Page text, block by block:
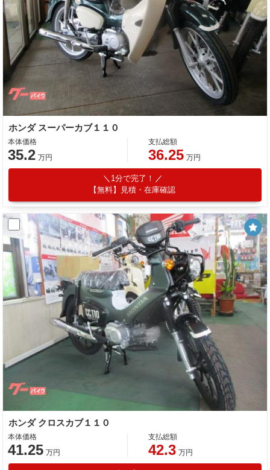
ホンダ スーパーカブ１１０
本体価格
35.2 万円
支払総額
36.25 万円
1分で完了！
【無料】見積・在庫確認
ホンダ クロスカブ１１０
本体価格
41.25 万円
支払総額
42.3 万円